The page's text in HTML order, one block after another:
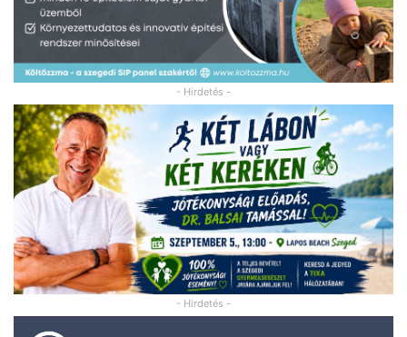
- Hirdetés -
- Hirdetés -